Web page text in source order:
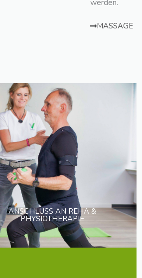
werden.
MASSAGE
ANSCHLUSS AN REHA &
PHYSIOTHERAPIE